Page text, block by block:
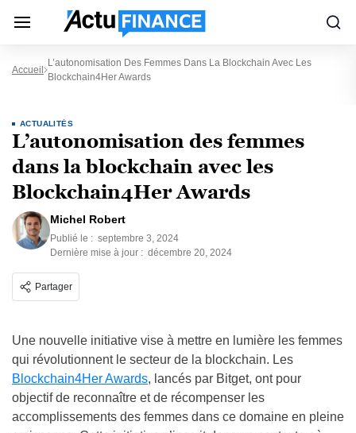
Accueil
L’autonomisation Des Femmes Dans La Blockchain Avec Les
Blockchain4Her Awards
ACTUALITÉS
L’autonomisation des femmes
dans la blockchain avec les
Blockchain4Her Awards
Michel Robert
Publié le : septembre 3, 2024
Dernière mise à jour : décembre 20, 2024
Partager
Une nouvelle initiative vise à mettre en lumière les femmes
qui révolutionnent le secteur de la blockchain. Les
Blockchain4Her Awards, lancés par Bitget, ont pour
objectif de reconnaître et de récompenser les
accomplissements des femmes dans ce domaine en pleine